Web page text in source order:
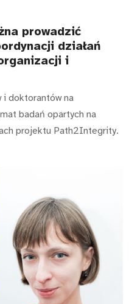
prowadzić
działań
i
i doktorantów na
badań opartych na
projektu Path2Integrity.